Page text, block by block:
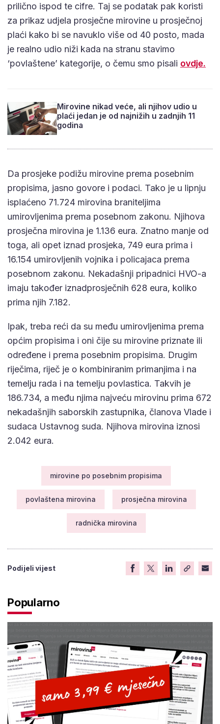
prilično ispod te cifre. Taj se podatak pak koristi
za prikaz udjela prosječne mirovine u prosječnoj
plaći kako bi se navuklo više od 40 posto, mada
je realno udio niži kada na stranu stavimo
‘povlaštene’ kategorije, o čemu smo pisali ovdje.
Mirovine nikad veće, ali njihov udio u
plaći jedan je od najnižih u zadnjih 11
godina
Da prosjeke podižu mirovine prema posebnim
propisima, jasno govore i podaci. Tako je u lipnju
isplaćeno 71.724 mirovina braniteljima
umirovljenima prema posebnom zakonu. Njihova
prosječna mirovina je 1.136 eura. Znatno manje od
toga, ali opet iznad prosjeka, 749 eura prima i
16.154 umirovljenih vojnika i policajaca prema
posebnom zakonu. Nekadašnji pripadnici HVO-a
imaju također iznadprosječnih 628 eura, koliko
prima njih 7.182.
Ipak, treba reći da su među umirovljenima prema
općim propisima i oni čije su mirovine priznate ili
određene i prema posebnim propisima. Drugim
riječima, riječ je o kombiniranim primanjima i na
temelju rada i na temelju povlastica. Takvih je
186.734, a među njima najveću mirovinu prima 672
nekadašnjih saborskih zastupnika, članova Vlade i
sudaca Ustavnog suda. Njihova mirovina iznosi
2.042 eura.
mirovine po posebnim propisima
povlaštena mirovina prosječna mirovina
radnička mirovina
Podijeli vijest
Popularno